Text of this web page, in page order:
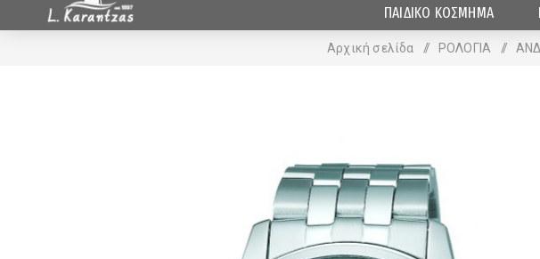
ΠΑΙΔΙΚΟ ΚΟΣΜΗΜΑ
Αρχική σελίδα / ΡΟΛΟΓΙΑ /